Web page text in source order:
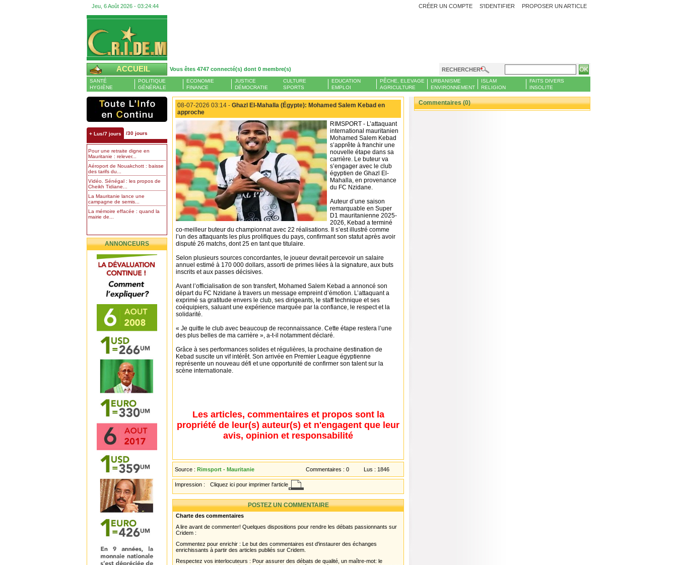
Jeu, 6 Août 2026 - 03:24:45 PROPOSER UN ARTICLE
CRÉER UN COMPTE S'IDENTIFIER
ACCUEIL Vous êtes 4747 connecté(s) dont 0 membre(s) RECHERCHER
SANTÉ
HYGIÈNE
POLITIQUE
GÉNÉRALE
ECONOMIE
FINANCE
JUSTICE
DÉMOCRATIE
CULTURE
SPORTS
EDUCATION
EMPLOI
PÊCHE, ELEVAGE
AGRICULTURE
URBANISME
ENVIRONNEMENT
ISLAM
RELIGION
FAITS DIVERS
INSOLITE
+ Lus/7 jours /30 jours
Pour une retraite digne en
Mauritanie : relever...
Aéroport de Nouakchott : baisse
des tarifs du...
Vidéo. Sénégal : les propos de
Cheikh Tidiane...
La Mauritanie lance une
campagne de semis...
La mémoire effacée : quand la
mairie de...
ANNONCEURS
08-07-2026 03:14 - Ghazl El-Mahalla (Égypte): Mohamed Salem Kebad en
approche
RIMSPORT - L’attaquant
international mauritanien
Mohamed Salem Kebad
s’apprête à franchir une
nouvelle étape dans sa
carrière. Le buteur va
s’engager avec le club
égyptien de Ghazl El-
Mahalla, en provenance
du FC Nzidane.
Auteur d’une saison
remarquable en Super
D1 mauritanienne 2025-
2026, Kebad a terminé
co-meilleur buteur du championnat avec 22 réalisations. Il s’est illustré comme
l’un des attaquants les plus prolifiques du pays, confirmant son statut après avoir
disputé 26 matchs, dont 25 en tant que titulaire.
Selon plusieurs sources concordantes, le joueur devrait percevoir un salaire
annuel estimé à 170 000 dollars, assorti de primes liées à la signature, aux buts
inscrits et aux passes décisives.
Avant l’officialisation de son transfert, Mohamed Salem Kebad a annoncé son
départ du FC Nzidane à travers un message empreint d’émotion. L’attaquant a
exprimé sa gratitude envers le club, ses dirigeants, le staff technique et ses
coéquipiers, saluant une expérience marquée par la confiance, le respect et la
solidarité.
« Je quitte le club avec beaucoup de reconnaissance. Cette étape restera l’une
des plus belles de ma carrière », a-t-il notamment déclaré.
Grâce à ses performances solides et régulières, la prochaine destination de
Kebad suscite un vif intérêt. Son arrivée en Premier League égyptienne
représente un nouveau défi et une opportunité de confirmer son talent sur la
scène internationale.
Les articles, commentaires et propos sont la
propriété de leur(s) auteur(s) et n'engagent que leur
avis, opinion et responsabilité
Source : Rimsport - Mauritanie Commentaires : 0 Lus : 1846
Impression : Cliquez ici pour imprimer l'article
POSTEZ UN COMMENTAIRE
Charte des commentaires
A lire avant de commenter! Quelques dispositions pour rendre les débats passionnants sur
Cridem :
Commentez pour enrichir : Le but des commentaires est d'instaurer des échanges
enrichissants à partir des articles publiés sur Cridem.
Respectez vos interlocuteurs : Pour assurer des débats de qualité, un maître-mot: le
Commentaires (0)